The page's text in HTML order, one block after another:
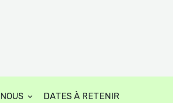
DATES À RETENIR